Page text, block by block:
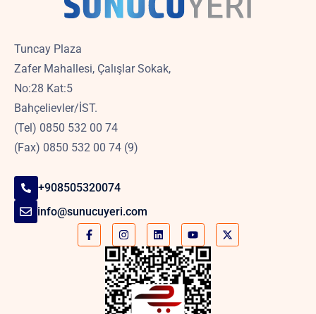
Tuncay Plaza
Zafer Mahallesi, Çalışlar Sokak,
No:28 Kat:5
Bahçelievler/İST.
(Tel) 0850 532 00 74
(Fax) 0850 532 00 74 (9)
+908505320074
info@sunucuyeri.com